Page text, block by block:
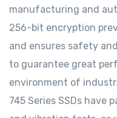
manufacturing and
256-bit encryption
and ensures safety
to guarantee great
environment of
745 Series SSDs have